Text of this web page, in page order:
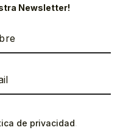
Newsletter!
de privacidad.